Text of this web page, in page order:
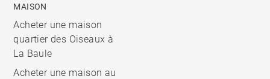
MAISON
Acheter une maison
quartier des Oiseaux à
La Baule
Acheter une maison au